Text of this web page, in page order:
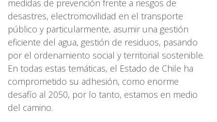
medidas de prevención frente a riesgos de
desastres, electromovilidad en el transporte
público y particularmente, asumir una gestión
eficiente del agua, gestión de residuos, pasando
por el ordenamiento social y territorial sostenible.
En todas estas temáticas, el Estado de Chile ha
comprometido su adhesión, como enorme
desafío al 2050, por lo tanto, estamos en medio
del camino.